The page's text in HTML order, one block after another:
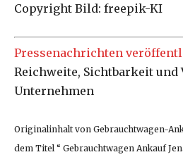
Copyright Bild: freepik-KI
Pressenachrichten
Reichweite, Sichtbarkeit
Unternehmen
Originalinhalt von Gebrauchtwagen-
dem Titel “ Gebrauchtwagen Ankauf